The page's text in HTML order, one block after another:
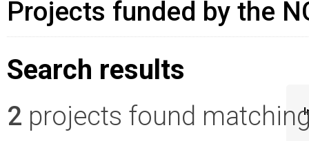
Projects funded by the
Search results
2 projects found